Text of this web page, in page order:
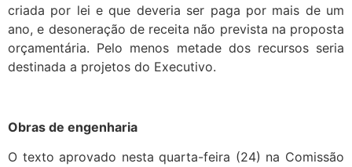
criada por lei e que deveria ser paga por mais de um
ano, e desoneração de receita não prevista na proposta
orçamentária. Pelo menos metade dos recursos seria
destinada a projetos do Executivo.
Obras de engenharia
O texto aprovado nesta quarta-feira (24) na Comissão